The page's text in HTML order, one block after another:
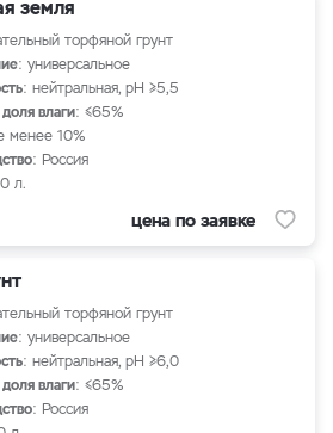
земля
торфяной грунт
: универсальное
: нейтральная, рН ≥5,5
влаги: ≤65%
менее 10%
: Россия
л.
цена по заявке
торфяной грунт
: универсальное
: нейтральная, рН ≥6,0
влаги: ≤65%
: Россия